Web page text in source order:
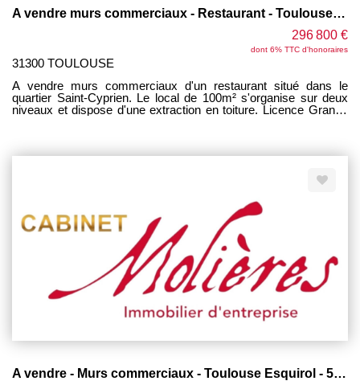
A vendre murs commerciaux - Restaurant - Toulouse Saint-Cyprien - 100m²
296 800 €
dont 6% TTC d'honoraires
31300 TOULOUSE
A vendre murs commerciaux d'un restaurant situé dans le
quartier Saint-Cyprien. Le local de 100m² s'organise sur deux
niveaux et dispose d'une extraction en toiture. Licence Grande
Consommations Non Exploitables
A vendre - Murs commerciaux - Toulouse Esquirol - 50 m2